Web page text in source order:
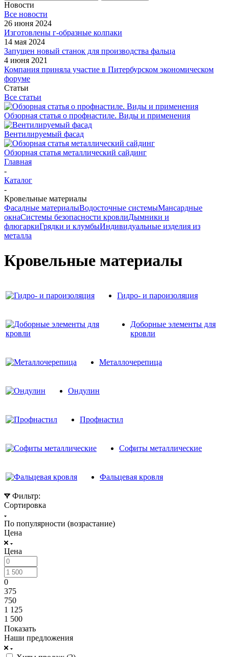
Новости
Все новости
26 июня 2024
Изготовлены г-образные колпаки
14 мая 2024
Запущен новый станок для производства фальца
4 июня 2021
Компания приняла участие в Питербурском экономическом
форуме
Статьи
Все статьи
Обзорная статья о профнастиле. Виды и применения
Вентилируемый фасад
Обзорная статья металлический сайдинг
Главная
-
Каталог
-
Кровельные материалы
Фасадные материалыВодосточные системыМансардные
окнаСистемы безопасности кровлиДымники и
флюгаркиГрядки и клумбыИндивидуальные изделия из
металла
Кровельные материалы
Гидро- и пароизоляция
Доборные элементы для
кровли
Металлочерепица
Ондулин
Профнастил
Софиты металлические
Фальцевая кровля
Фильтр:
Сортировка
По популярности (возрастание)
Цена
Цена
0
375
750
1 125
1 500
Показать
Наши предложения